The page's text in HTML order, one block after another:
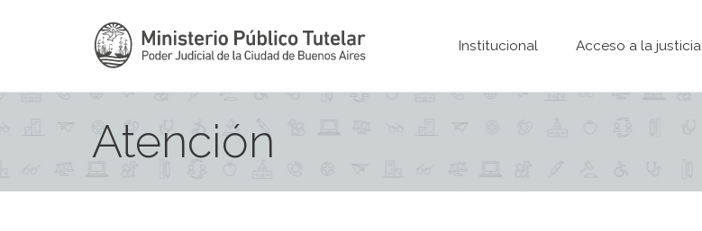
Institucional Acceso a la justicia
Atención